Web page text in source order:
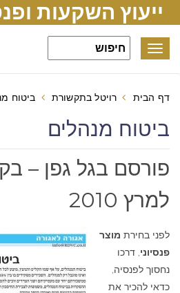
ייעוץ השקעות
Toggle
דף הבית רויטל בתקשורת ביטוח
ביטוח מנהלים
למרץ 2010
לפני בחירת מוצר
פנסיוני , דרכו
נחסוך לפנסיה,
כדאי להכיר את